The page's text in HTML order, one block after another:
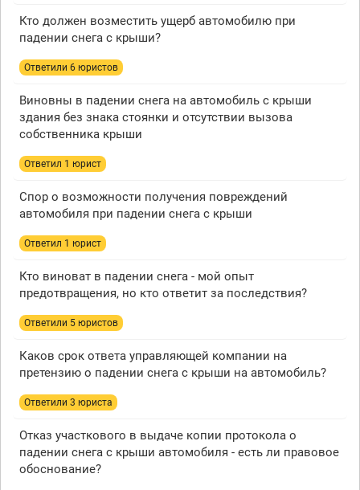
Кто должен возместить ущерб автомобилю при
падении снега с крыши?
Ответили 6 юристов
Виновны в падении снега на автомобиль с крыши
здания без знака стоянки и отсутствии вызова
собственника крыши
Ответил 1 юрист
Спор о возможности получения повреждений
автомобиля при падении снега с крыши
Ответил 1 юрист
Кто виноват в падении снега - мой опыт
предотвращения, но кто ответит за последствия?
Ответили 5 юристов
Каков срок ответа управляющей компании на
претензию о падении снега с крыши на автомобиль?
Ответили 3 юристa
Отказ участкового в выдаче копии протокола о
падении снега с крыши автомобиля - есть ли правовое
обоснование?